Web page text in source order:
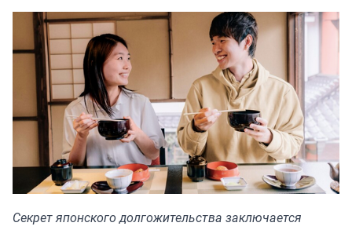
Секрет японского долгожительства заключается